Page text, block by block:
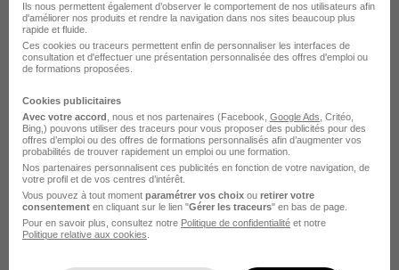
Tulle - 19 CDI 2 400 - 2 700 € / mois
Voir l’offre
Serveur H/F
Optineris
Ils nous permettent également d’observer le comportement de nos utilisateurs afin
d'améliorer nos produits et rendre la navigation dans nos sites beaucoup plus
rapide et fluide.
Ces cookies ou traceurs permettent enfin de personnaliser les interfaces de
consultation et d'effectuer une présentation personnalisée des offres d'emploi ou
de formations proposées.
Cookies publicitaires
Avec votre accord , nous et nos partenaires (Facebook, Google Ads , Critéo,
Bing,) pouvons utiliser des traceurs pour vous proposer des publicités pour des
offres d’emploi ou des offres de formations personnalisés afin d’augmenter vos
probabilités de trouver rapidement un emploi ou une formation.
Nos partenaires personnalisent ces publicités en fonction de votre navigation, de
votre profil et de vos centres d’intérêt.
Vous pouvez à tout moment paramétrer vos choix ou retirer votre
consentement en cliquant sur le lien "Gérer les traceurs" en bas de page.
Pour en savoir plus, consultez notre Politique de confidentialité et notre
Politique relative aux cookies